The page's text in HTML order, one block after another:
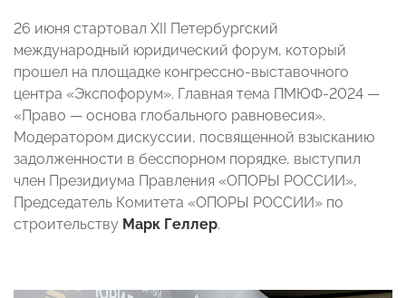
26 июня стартовал XII Петербургский
международный юридический форум, который
прошел на площадке конгрессно-выставочного
центра «Экспофорум». Главная тема ПМЮФ-2024 —
«Право — основа глобального равновесия».
Модератором дискуссии, посвященной взысканию
задолженности в бесспорном порядке, выступил
член Президиума Правления «ОПОРЫ РОССИИ»,
Председатель Комитета «ОПОРЫ РОССИИ» по
строительству Марк Геллер.